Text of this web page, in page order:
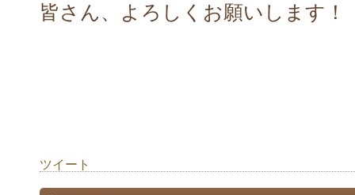
皆さん、よろしくお願いします！
ツイート